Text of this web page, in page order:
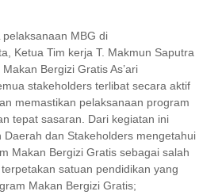
MBG di
Ketua Tim kerja T. Makmun Saputra
Bergizi Gratis As’ari
stakeholders terlibat secara aktif
memastikan pelaksanaan program
tepat sasaran. Dari kegiatan ini
Daerah dan Stakeholders mengetahui
Makan Bergizi Gratis sebagai salah
satuan pendidikan yang
Makan Bergizi Gratis;